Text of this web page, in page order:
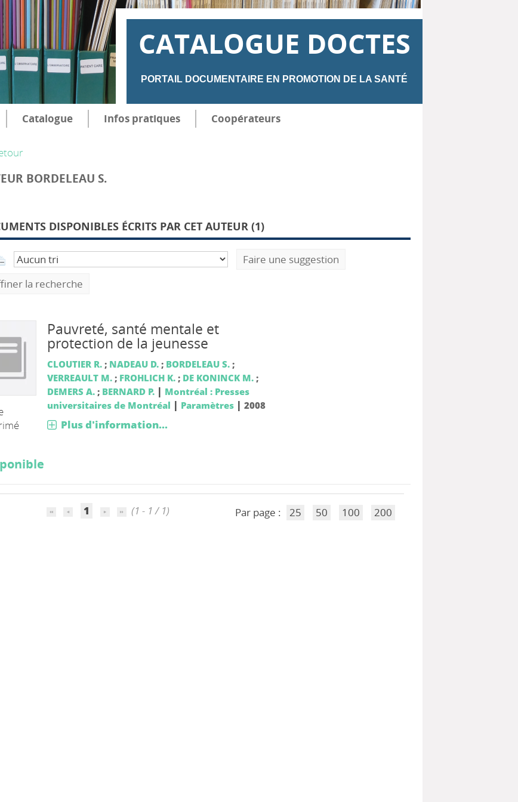
CATALOGUE DOCTES
PORTAIL DOCUMENTAIRE EN PROMOTION DE LA SANTÉ
Catalogue Infos pratiques Coopérateurs
BORDELEAU S.
DISPONIBLES ÉCRITS PAR CET AUTEUR (1)
Faire une suggestion
la recherche
Pauvreté, santé mentale et
protection de la jeunesse
CLOUTIER R.; NADEAU D.; BORDELEAU S.;
VERREAULT M.; FROHLICH K.; DE KONINCK M.;
DEMERS A.; BERNARD P. | Montréal : Presses
universitaires de Montréal | Paramètres| 2008
Plus d'information...
1 (1 - 1 / 1) Par page : 25 50 100 200